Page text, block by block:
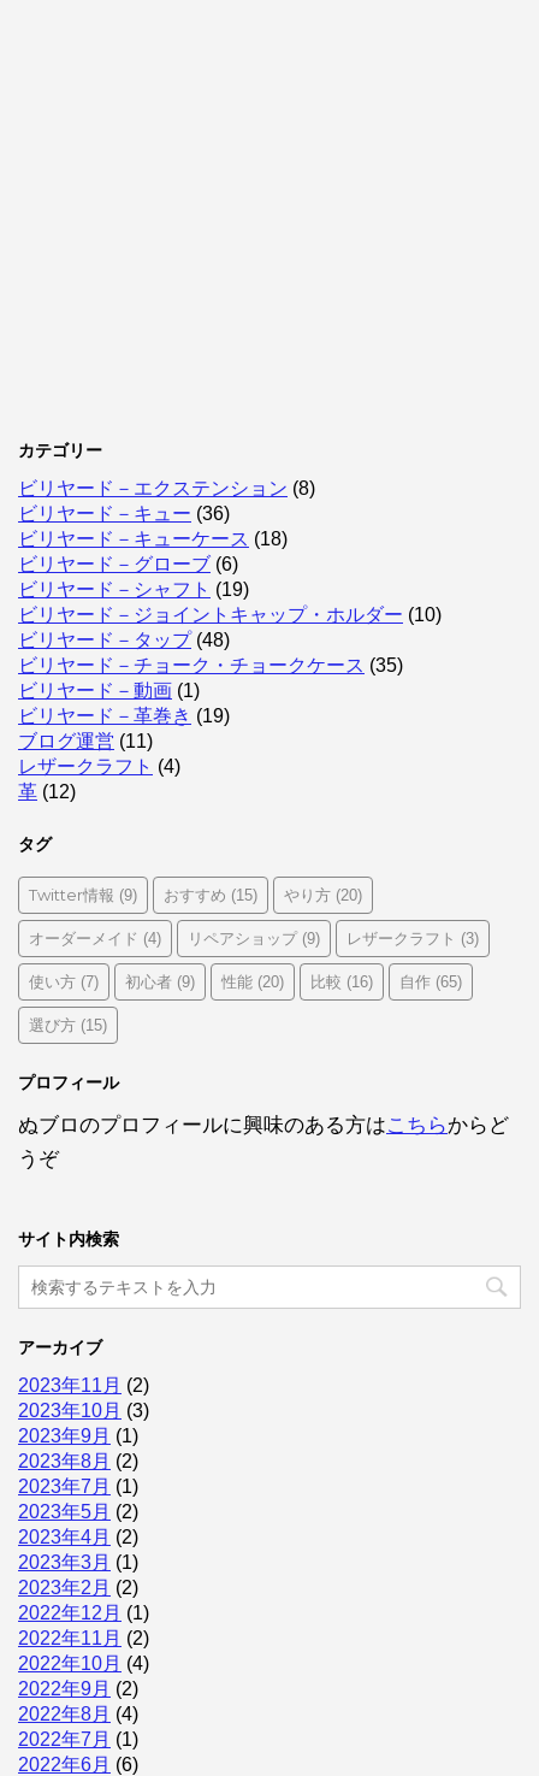
カテゴリー
ビリヤード－エクステンション (8)
ビリヤード－キュー (36)
ビリヤード－キューケース (18)
ビリヤード－グローブ (6)
ビリヤード－シャフト (19)
ビリヤード－ジョイントキャップ・ホルダー (10)
ビリヤード－タップ(48)
ビリヤード－チョーク・チョークケース (35)
ビリヤード－動画 (1)
ビリヤード－革巻き (19)
ブログ運営 (11)
レザークラフト (4)
革 (12)
タグ
Twitter情報 (9) おすすめ (15) やり方 (20)
オーダーメイド (4) リペアショップ(9) レザークラフト (3)
使い方 (7) 初心者 (9) 性能 (20) 比較 (16) 自作 (65)
選び方 (15)
プロフィール
ぬブロのプロフィールに興味のある方はこちらからど
うぞ
サイト内検索
アーカイブ
2023年11月 (2)
2023年10月 (3)
2023年9月 (1)
2023年8月 (2)
2023年7月 (1)
2023年5月 (2)
2023年4月 (2)
2023年3月 (1)
2023年2月 (2)
2022年12月 (1)
2022年11月 (2)
2022年10月 (4)
2022年9月 (2)
2022年8月 (4)
2022年7月 (1)
2022年6月 (6)